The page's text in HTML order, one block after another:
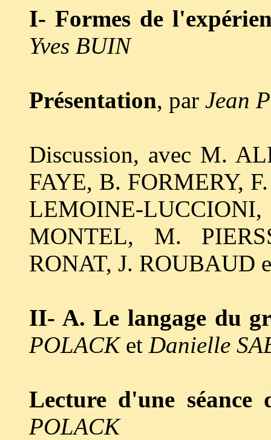
I- Formes de
Yves BUIN
Présentation, par Jean
Discussion, avec M.
FAYE, B. FORMERY,
LEMOINE-
MONTEL, M.
RONAT, J. ROUBAUD
II- A. Le langage du
POLACKet Danielle
Lecture d'une séance
POLACK